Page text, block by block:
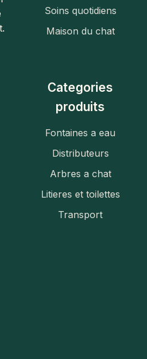
Soins quotidiens
Maison du chat
Categories
produits
Fontaines a eau
Distributeurs
Arbres a chat
Litieres et toilettes
Transport